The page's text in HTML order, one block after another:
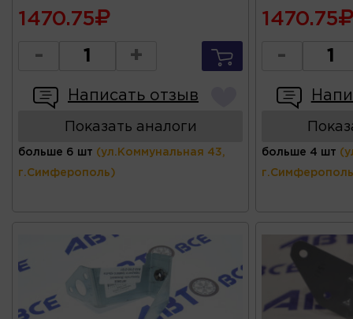
1470.75
- +
Написать отзыв
Показать аналоги
больше 6 шт (ул.Коммунальная 43,
г.Симферополь)
1470.75
-
больше 4 шт